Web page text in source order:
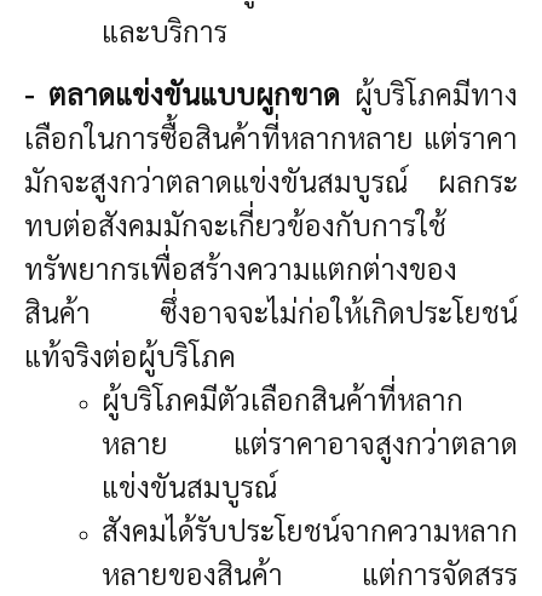
และบริการ
- ตลาดแข่งขันแบบผูกขาด ผู้บริโภคมีทาง
เลือกในการซื้อสินค้าที่หลากหลาย แต่ราคา
มักจะสูงกว่าตลาดแข่งขันสมบูรณ์ ผลกระ
ทบต่อสังคมมักจะเกี่ยวข้องกับการใช้
ทรัพยากรเพื่อสร้างความแตกต่างของ
สินค้า ซึ่งอาจจะไม่ก่อให้เกิดประโยชน์
แท้จริงต่อผู้บริโภค
ผู้บริโภคมีตัวเลือกสินค้าที่หลาก
หลาย แต่ราคาอาจสูงกว่าตลาด
แข่งขันสมบูรณ์
สังคมได้รับประโยชน์จากความหลาก
หลายของสินค้า แต่การจัดสรร